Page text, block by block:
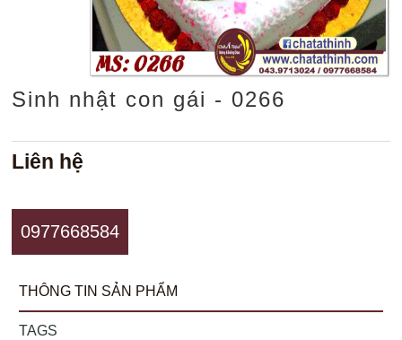
Sinh nhật con gái - 0266
Liên hệ
0977668584
THÔNG TIN SẢN PHẨM
TAGS